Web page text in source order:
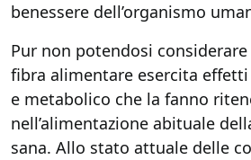
benessere dell’organismo
Pur non potendosi
fibra alimentare esercita
e metabolico che la fanno
nell’alimentazione abituale
sana. Allo stato attuale delle